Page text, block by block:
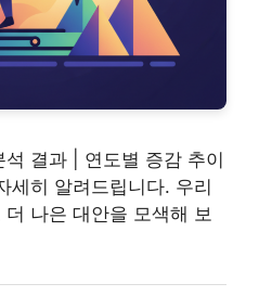
결과 | 연도별 증감 추이
세히 알려드립니다. 우리
나은 대안을 모색해 보